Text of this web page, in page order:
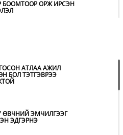
БООМТООР ОРЖ ИРСЭН
АЮУЛААС
АТЛАА АЖИЛ
БОЛ ТЭТГЭВРЭЭ
ӨВЧНИЙ ЭМЧИЛГЭЭГ
ЭДГЭРНЭ